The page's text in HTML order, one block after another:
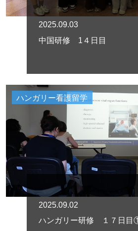
2025.09.03
中国研修 1４日目
ハンガリー看護留学
2025.09.02
ハンガリー研修 １７日目